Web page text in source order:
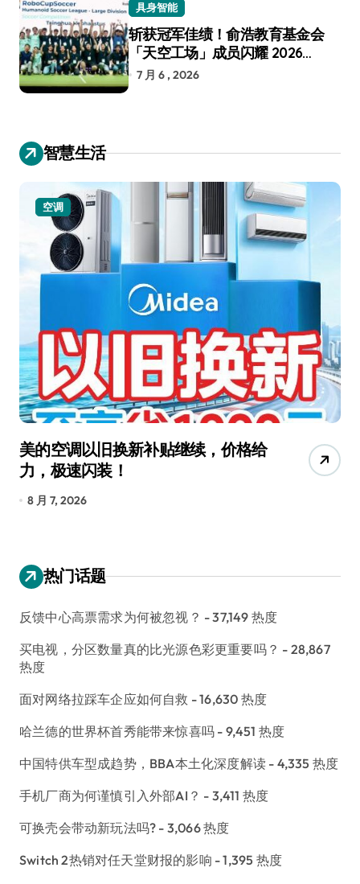
具身智能
斩获冠军佳绩！俞浩教育基金会
「天空工场」成员闪耀 2026
RoboCup 机器人世界杯
7 月 6 , 2026
智慧生活
空调
美的空调以旧换新补贴继续，价格给
力，极速闪装！
8 月 7, 2026
热门话题
反馈中心高票需求为何被忽视？ - 37,149 热度
买电视，分区数量真的比光源色彩更重要吗？ - 28,867
热度
面对网络拉踩车企应如何自救 - 16,630 热度
哈兰德的世界杯首秀能带来惊喜吗 - 9,451 热度
中国特供车型成趋势，BBA本土化深度解读 - 4,335 热度
手机厂商为何谨慎引入外部AI？ - 3,411 热度
可换壳会带动新玩法吗? - 3,066 热度
Switch 2热销对任天堂财报的影响 - 1,395 热度